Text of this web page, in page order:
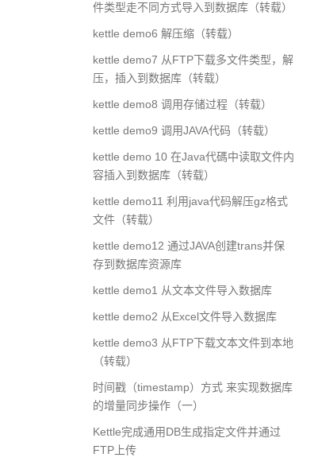
件类型走不同方式导入到数据库（转载）
kettle demo6 解压缩（转载）
kettle demo7 从FTP下载多文件类型，解
压，插入到数据库（转载）
kettle demo8 调用存储过程（转载）
kettle demo9 调用JAVA代码（转载）
kettle demo 10 在Java代碼中读取文件内
容插入到数据库（转载）
kettle demo11 利用java代码解压gz格式
文件（转载）
kettle demo12 通过JAVA创建trans并保
存到数据库资源库
kettle demo1 从文本文件导入数据库
kettle demo2 从Excel文件导入数据库
kettle demo3 从FTP下载文本文件到本地
（转载）
时间戳（timestamp）方式 来实现数据库
的增量同步操作（一）
Kettle完成通用DB生成指定文件并通过
FTP上传